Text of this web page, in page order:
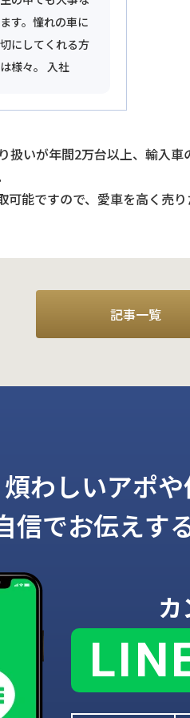
す。憧れの車に
にしてくれる方
様々。 入社
扱いが年間2万台以上、輸入
可能ですので、愛車を高く売
記事一覧
煩わしいアポ
信でお伝えす